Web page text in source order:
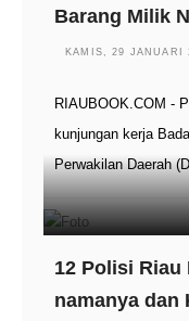
Barang Milik
KAMIS, 29 JANUARI
RIAUBOOK.COM -
kunjungan kerja
Perwakilan Daerah
12 Polisi Riau
namanya dan